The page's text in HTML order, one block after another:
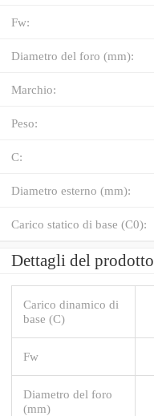
Fw:
Diametro del foro (mm):
Marchio:
Peso:
C:
Diametro esterno (mm):
Carico statico di base (C0):
Dettagli del prodotto
Carico dinamico di
base (C)
Fw
Diametro del foro
(mm)